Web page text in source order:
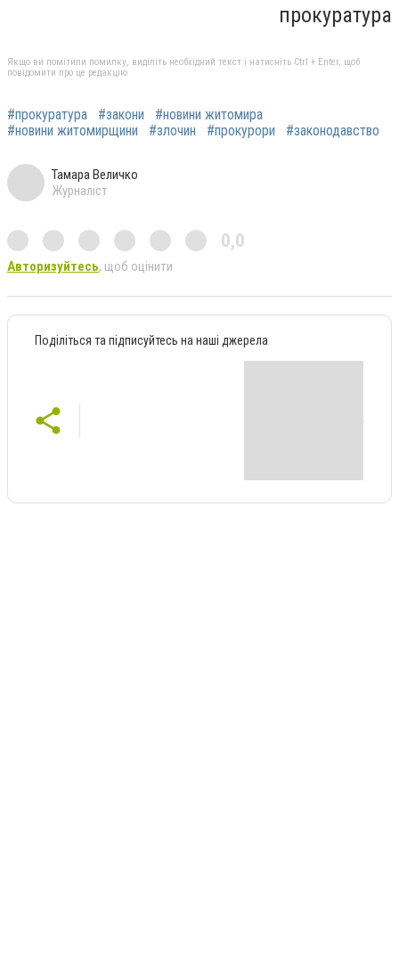
прокуратура
Якщо ви помітили помилку, виділіть необхідний текст і натисніть Ctrl + Enter, щоб
повідомити про це редакцію
#прокуратура #закони
#новини житомира
#новини житомирщини
#злочин #прокурори #законодавство
Тамара Величко
Журналіст
0,0
Авторизуйтесь, щоб оцінити
Поділіться та підписуйтесь на наші джерела